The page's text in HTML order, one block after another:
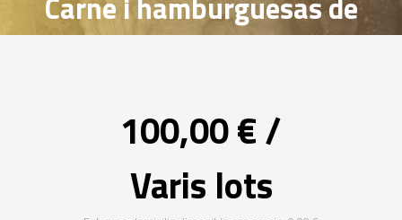
100,00 € /
Varis lots